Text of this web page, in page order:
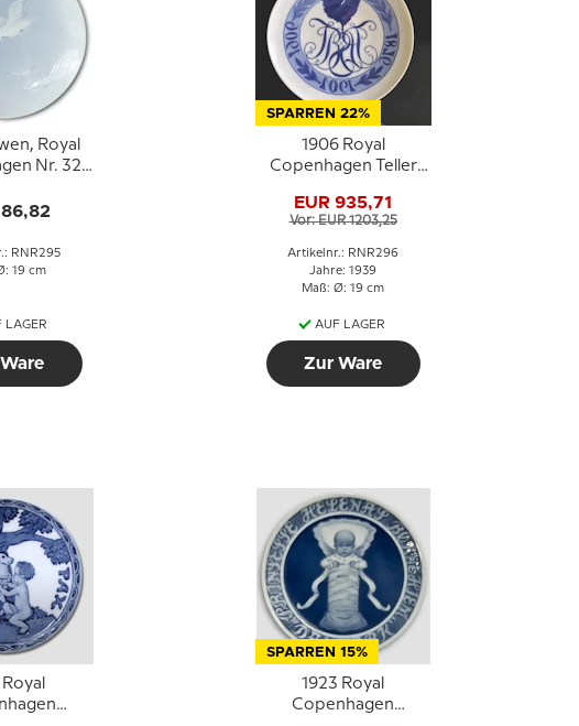
Royal
Nr. 32
86,82
RNR295
19 cm
LAGER
SPARREN 22%
1906 Royal
Copenhagen Teller
Monogramm mit
Hahn - Extrem selten
!!!
EUR 935,71
Vor: EUR 1203,25
Artikelnr.: RNR296
Jahre: 1939
Maß: Ø: 19 cm
AUF LAGER
Zur Ware
SPARREN 15%
1923 Royal
Copenhagen